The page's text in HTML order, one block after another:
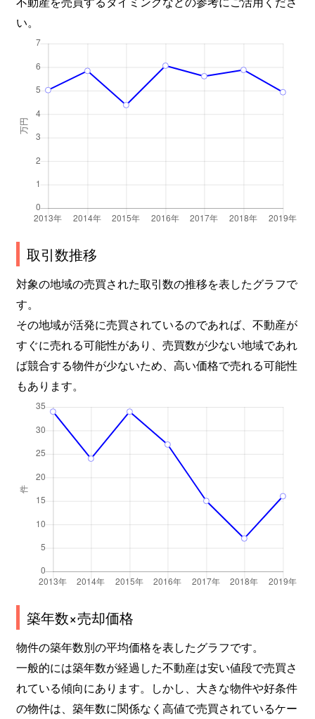
い。
取引数推移
対象の地域の売買された取引数の推移を表したグラフで
す。
その地域が活発に売買されているのであれば、不動産が
すぐに売れる可能性があり、売買数が少ない地域であれ
ば競合する物件が少ないため、高い価格で売れる可能性
もあります。
築年数×売却価格
物件の築年数別の平均価格を表したグラフです。
一般的には築年数が経過した不動産は安い値段で売買さ
れている傾向にあります。しかし、大きな物件や好条件
の物件は、築年数に関係なく高値で売買されているケー